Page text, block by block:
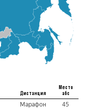
Дистанция
Место
абс
Марафон 45